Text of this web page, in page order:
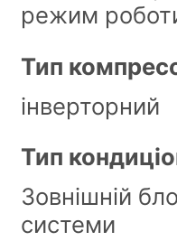
режим
Тип
інверторний
Тип
Зовнішній
системи